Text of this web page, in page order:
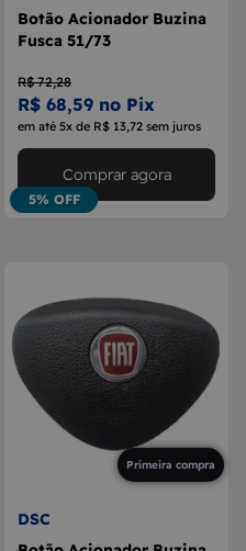
Botão Acionador Buzina
Fusca 51/73
R$ 72,28
R$ 68,59 no Pix
em até 5x de R$ 13,72 sem juros
5% OFF
Comprar agora
Primeira compra
DSC